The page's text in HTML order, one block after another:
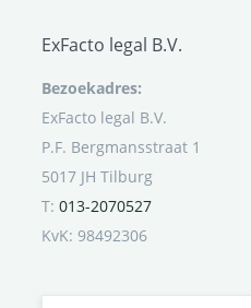
ExFacto legal B.V.
Bezoekadres:
ExFacto legal B.V.
P.F. Bergmansstraat 1
5017 JH Tilburg
T: 013-2070527
KvK: 98492306